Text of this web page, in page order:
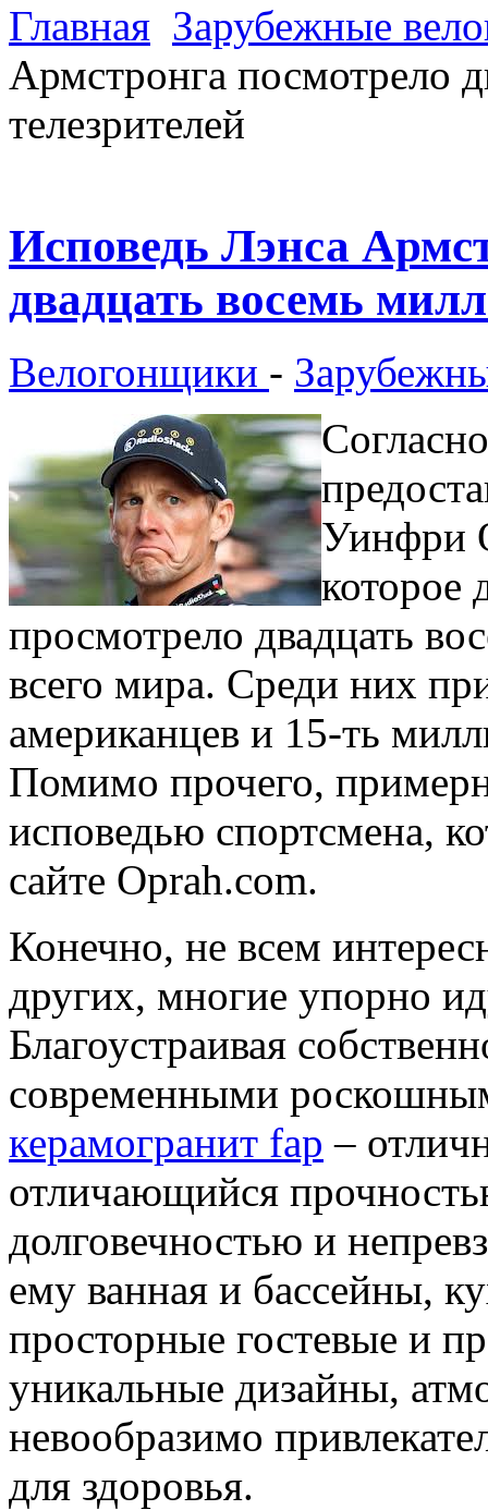
Главная Зарубежные
Армстронга посмотрело
телезрителей
Исповедь Лэнса
двадцать восемь
Велогонщики -
Уинфри
которое
просмотрело двадцать
всего мира. Среди них
американцев и 15-ть
Помимо прочего,
исповедью спортсмена,
сайте Oprah.com.
Конечно, не всем
других, многие упорно
Благоустраивая
современными
керамогранит fap –
отличающийся
долговечностью и
ему ванная и бассейны,
просторные гостевые и
уникальные дизайны,
невообразимо
для здоровья.